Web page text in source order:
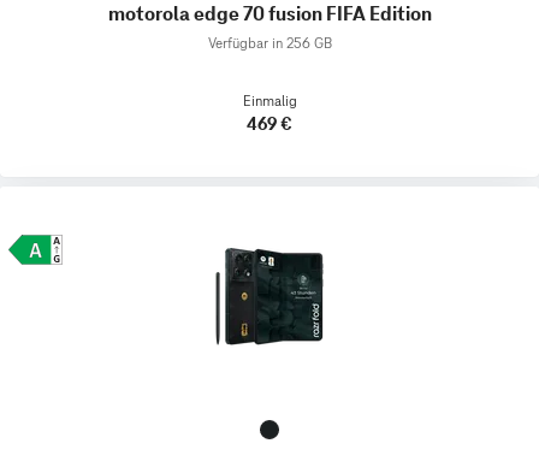
motorola edge 70 fusion FIFA Edition
Verfügbar in 256 GB
Einmalig
469 €